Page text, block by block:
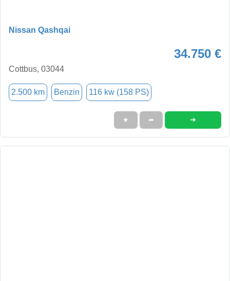
Nissan Qashqai
34.750 €
Cottbus, 03044
2.500 km Benzin 116 kw (158 PS)
★ ➦ ➜